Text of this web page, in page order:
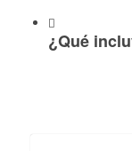
¿Qué